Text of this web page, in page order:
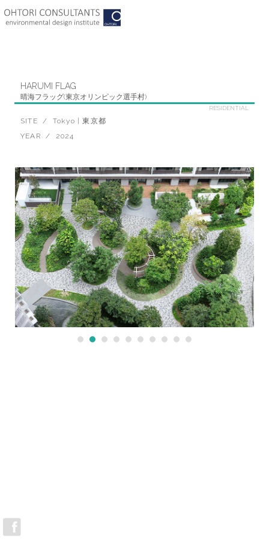
to
HARUMI FLAG
晴海フラッグ(東京オリンピック選手村)
RESIDENTIAL
SITE / Tokyo | 東京都
YEAR / 2024